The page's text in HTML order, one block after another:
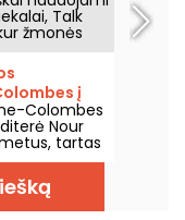
Talk
žmonės
į
Colombes
Nour
tartas
gamybos,
jos
metų